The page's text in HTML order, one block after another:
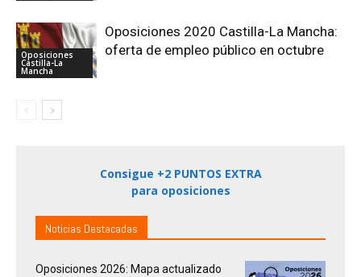
Oposiciones
Castilla-La
Mancha
Oposiciones 2020 Castilla-La Mancha:
oferta de empleo público en octubre
Consigue +2 PUNTOS EXTRA
para oposiciones
Noticias Destacadas
Oposiciones 2026: Mapa actualizado